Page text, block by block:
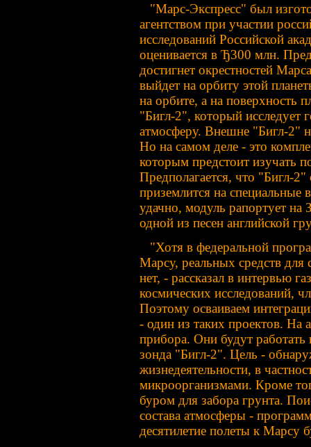
"Марс-Экспресс" был
агентством при участии
исследований Российской
оценивается в Ђ300 млн.
достигнет окрестностей
выйдет на орбиту этой
на орбите, а на поверхность
"Бигл-2", который исследует
атмосферу. Внешне "Бигл-2"
Но на самом деле - это
которым предстоит изучать
Предполагается, что "Бигл-
приземлится на
удачно, модуль рапортует
одной из песен английской
"Хотя в федеральной
Марсу, реальных средств для
нет, - рассказал в интервью
космических исследований,
Поэтому осваиваем
- один из таких проектов. На
прибора. Они будут
зонда "Бигл-2". Цель -
жизнедеятельности, в
микроорганизмами. Кроме
буром для забора грунта.
состава атмосферы -
десятилетие полеты к Марсу